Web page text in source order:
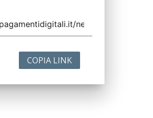
COPIA LINK